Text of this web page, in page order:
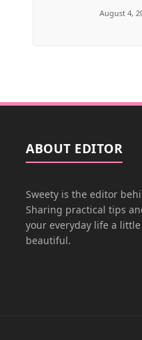
August 4,
ABOUT EDITOR
Sweety is the editor
Sharing practical tips
your everyday life a
beautiful.